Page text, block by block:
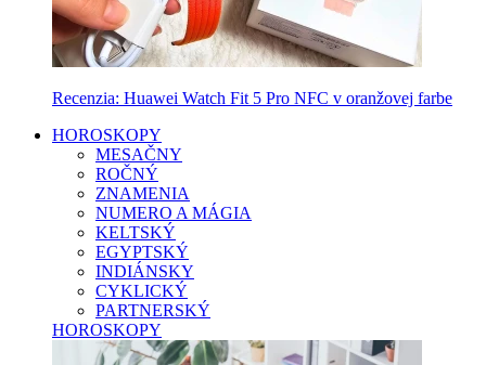
Recenzia: Huawei Watch Fit 5 Pro NFC v oranžovej farbe
HOROSKOPY
MESAČNY
ROČNÝ
ZNAMENIA
NUMERO A MÁGIA
KELTSKÝ
EGYPTSKÝ
INDIÁNSKY
CYKLICKÝ
PARTNERSKÝ
HOROSKOPY